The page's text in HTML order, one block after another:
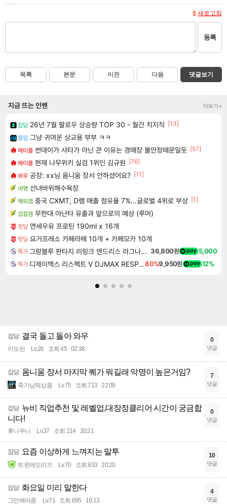
새로고침
등록
목록 본문 이전 다음 댓글보기
지금 뜨는 인벤 더보기+
잡담 26년 7월 팔로우 상승량 TOP 30 - 월간 치지직 [13]
클립 그냥 귀여운 상교용 부부 ㅋㅋ
메이플 썬데이가 샤타가 아닌 큰 이유는 경매장 불안정때문일듯 [57]
메이플 현재 나무위키 실검 1위인 김규원 [76]
와우 공장: xx님 옴니움 장서 안하셨어요? [11]
여행 선녀바위해수욕장
해외겜 중국 CXMT, D램 매출 점유율 7%…글로벌 4위로 부상 [1]
섭컬겜 무한대 아난타 유출과 앞으로의 예상 (루머)
핫딜 연세우유 프로틴 190ml x 16개
핫딜 요거프레소 카페라떼 10개 + 카페모카 10개
특가 그랑블루 판타지 리링크 엔드리스 라그나로크 업그레이드 킷 Granblue Fantasy Relink Endless Ragnarok Upgrade Kit DLC 36,800원 5,000
특가 디제이맥스 리스펙트 V DJMAX RESPECT V80%9,950원 12%
잡담 결국 돌고 돌아 와우
카모린 Lv.26 조회 45 02:38
0
댓글
잡담 옴니움 장서 마지막 퀘가 뭐길래 악명이 높은거임?
죽기님떡상좀 Lv.75 조회 713 22:09
7
댓글
잡담 뉴비 직업추천 및 레벨업,대장정클리어 시간이 궁금합
니다!
후니무니 Lv.37 조회 214 20:21
0
댓글
잡담 요즘 이상하게 느껴지는 말투
트윈메모리즈 Lv.70 조회 833 20:20
10
댓글
잡담 화요일 미리 말한다
그만해라좀 Lv.71 조회 695 19:13
4
댓글